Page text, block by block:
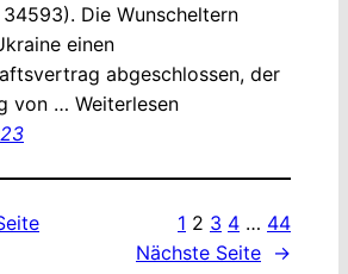
Die Wunscheltern
einen
abgeschlossen, der
von … Weiterlesen
1 2 3 4 … 44
Nächste Seite →